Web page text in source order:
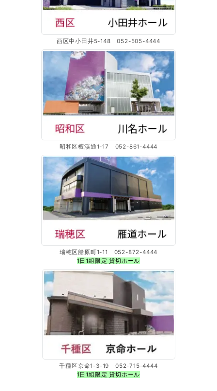
西区中小田井5-148 052-505-4444
昭和区檀渓通1-17 052-861-4444
瑞穂区船原町1-11 052-872-4444
1日1組限定 貸切ホール
千種区京命1-3-19 052-715-4444
1日1組限定 貸切ホール